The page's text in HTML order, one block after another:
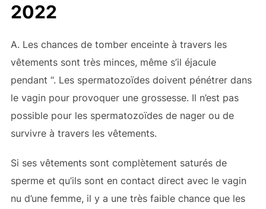
2022
A. Les chances de tomber enceinte à travers les
vêtements sont très minces, même s’il éjacule
pendant ‘‘. Les spermatozoïdes doivent pénétrer dans
le vagin pour provoquer une grossesse. Il n’est pas
possible pour les spermatozoïdes de nager ou de
survivre à travers les vêtements.
Si ses vêtements sont complètement saturés de
sperme et qu’ils sont en contact direct avec le vagin
nu d’une femme, il y a une très faible chance que les